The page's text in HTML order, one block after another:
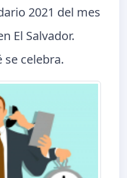
2021 del mes
El Salvador.
se celebra.